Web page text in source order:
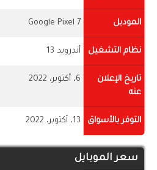
الموديل Google Pixel 7
نظام التشغيل أندرويد 13
تاريخ الإعلان
عنه
6، أكتوبر، 2022
التوفر بالأسواق 13، أكتوبر، 2022
سعر الموبايل